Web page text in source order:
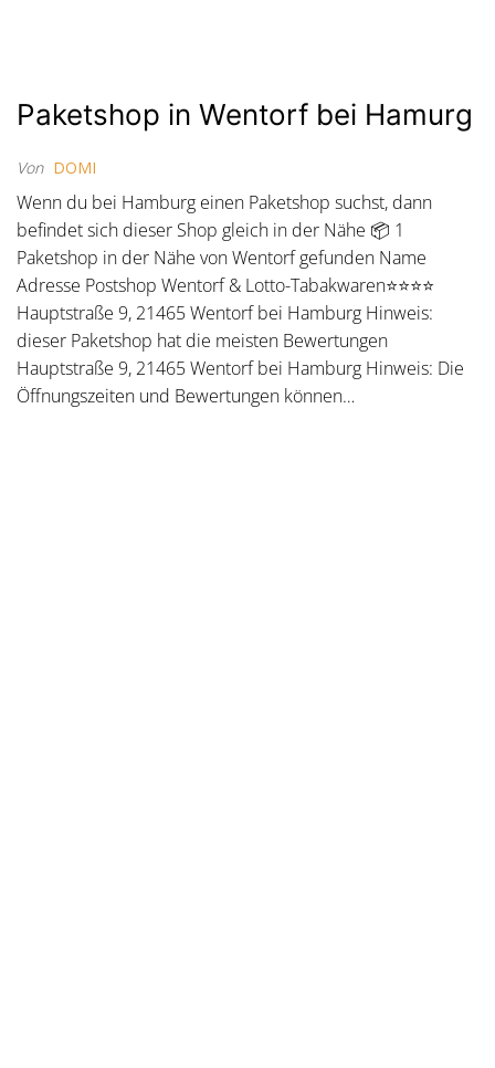
Paketshop in Wentorf bei Hamurg
Von DOMI
Wenn du bei Hamburg einen Paketshop suchst, dann
befindet sich dieser Shop gleich in der Nähe 📦 1
Paketshop in der Nähe von Wentorf gefunden Name
Adresse Postshop Wentorf & Lotto-Tabakwaren⭐⭐⭐⭐
Hauptstraße 9, 21465 Wentorf bei Hamburg Hinweis:
dieser Paketshop hat die meisten Bewertungen
Hauptstraße 9, 21465 Wentorf bei Hamburg Hinweis: Die
Öffnungszeiten und Bewertungen können…